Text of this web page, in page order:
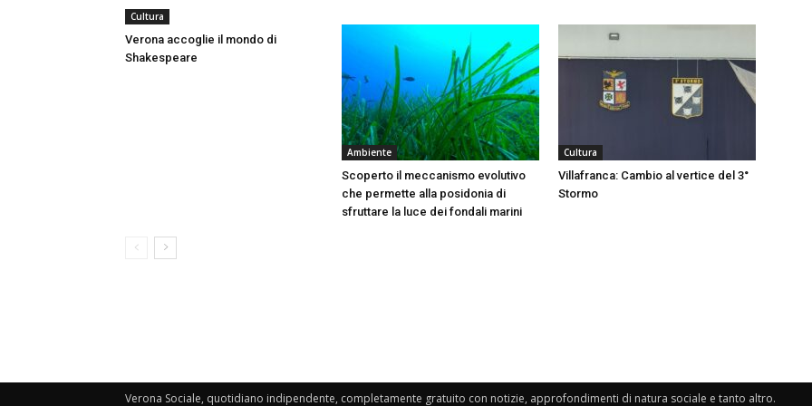
Cultura
Verona accoglie il mondo di
Shakespeare
Ambiente
Scoperto il meccanismo evolutivo
che permette alla posidonia di
sfruttare la luce dei fondali marini
Cultura
Villafranca: Cambio al vertice del 3°
Stormo
Verona Sociale, quotidiano indipendente, completamente gratuito con notizie, approfondimenti di natura sociale e tanto altro.